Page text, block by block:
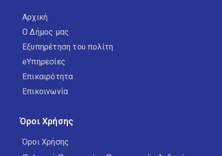
Αρχική
Ο Δήμος μας
Εξυπηρέτηση του πολίτη
eΥπηρεσίες
Επικαιρότητα
Επικοινωνία
Όροι Χρήσης
Όροι Χρήσης